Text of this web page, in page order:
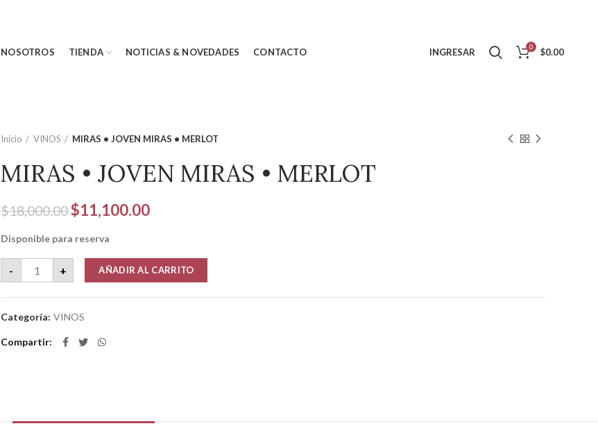
NOSOTROS TIENDA NOTICIAS & NOVEDADES CONTACTO INGRESAR 0 $0.00
Inicio VINOS MIRAS • JOVEN MIRAS • MERLOT
MIRAS • JOVEN MIRAS • MERLOT
$18,000.00El
original
era:
$18,000.00.
$11,100.00El
es:
$11,100.00.
Disponible para reserva
-
MIRAS • JOVEN MIRAS • MERLOT cantidad
+ AÑADIR AL CARRITO
Categoría: VINOS
Compartir